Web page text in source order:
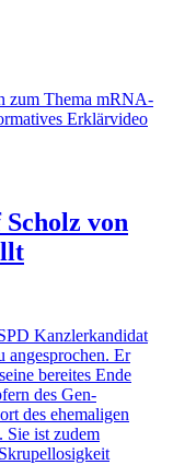
zum Thema mRNA-
Erklärvideo
von
Kanzlerkandidat
angesprochen. Er
bereites Ende
des Gen-
des ehemaligen
Sie ist zudem